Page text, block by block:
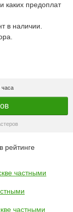
каких предоплат
в наличии.
часа
рейтинге
частными
частными